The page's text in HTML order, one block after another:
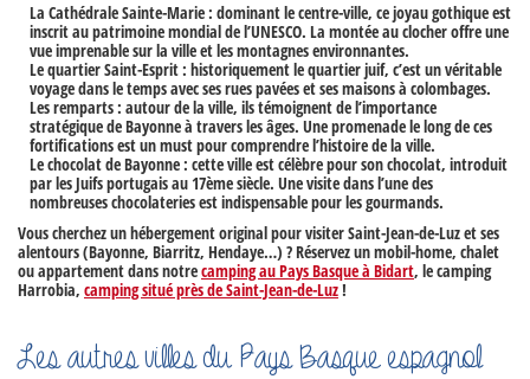
La Cathédrale Sainte-Marie: dominant le centre-ville, ce joyau gothique est
inscrit au patrimoine mondial de l’UNESCO. La montée au clocher offre une
vue imprenable sur la ville et les montagnes environnantes.
Le quartier Saint-Esprit: historiquement le quartier juif, c’est un véritable
voyage dans le temps avec ses rues pavées et ses maisons à colombages.
Les remparts: autour de la ville, ils témoignent de l’importance
stratégique de Bayonne à travers les âges. Une promenade le long de ces
fortifications est un must pour comprendre l’histoire de la ville.
Le chocolat de Bayonne: cette ville est célèbre pour son chocolat, introduit
par les Juifs portugais au 17ème siècle. Une visite dans l’une des
nombreuses chocolateries est indispensable pour les gourmands.
Vous cherchez un hébergement original pourvisiter Saint-Jean-de-Luzet ses
alentours (Bayonne, Biarritz, Hendaye…) ? Réservez un mobil-home, chalet
ou appartement dans notrecamping au Pays Basque à Bidart, le camping
Harrobia, camping situé près de Saint-Jean-de-Luz!
Les autres villes du Pays Basque espagnol